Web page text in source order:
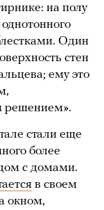
на полу
Один
стен
ему это
решением».
стали еще
более
с домами.
в своем
окном,